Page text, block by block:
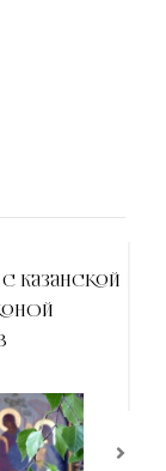
Казанской